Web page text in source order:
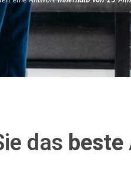
das beste